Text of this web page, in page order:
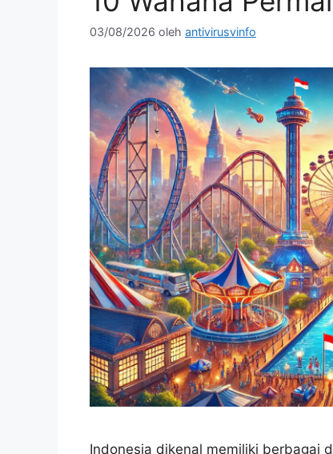
03/08/2026 oleh antivirusvinfo
Indonesia dikenal memiliki berbagai